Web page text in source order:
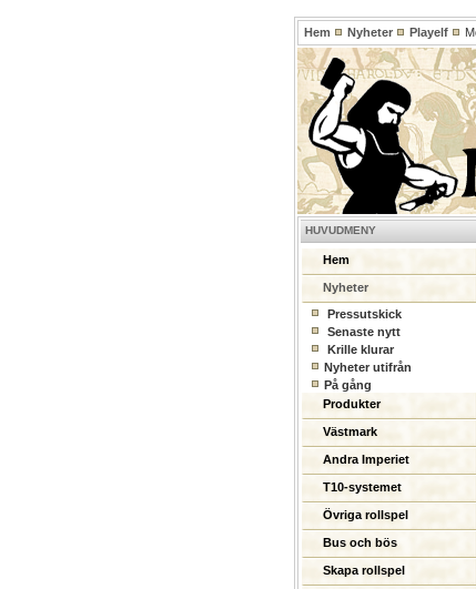
Hem Nyheter Playelf
HUVUDMENY
Hem
Nyheter
Pressutskick
Senaste nytt
Krille klurar
Nyheter utifrån
På gång
Produkter
Västmark
Andra Imperiet
T10-systemet
Övriga rollspel
Bus och bös
Skapa rollspel